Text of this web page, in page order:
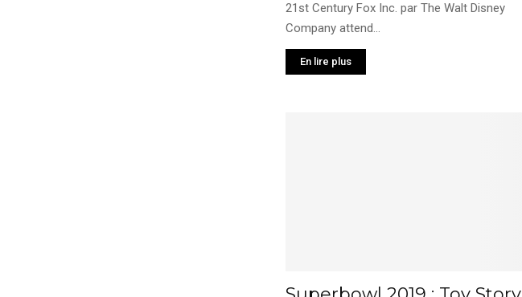
21st Century Fox Inc. par The Walt Disney
Company attend...
En lire plus